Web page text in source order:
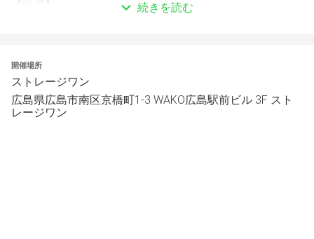
6000円 / 1チーム
参加費は1試合目終了後に回収します。
各テーブルに置いてある封筒にチーム名を記入して提出し
続きを読む
開催場所
ストレージワン
広島県広島市南区京橋町1-3 WAKO広島駅前ビル 3F スト
レージワン